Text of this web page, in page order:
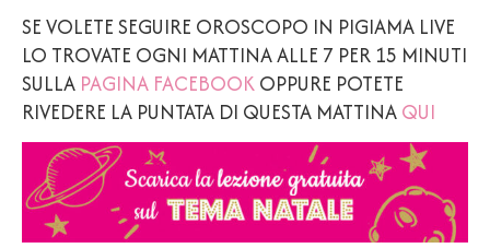
SE VOLETE SEGUIRE OROSCOPO IN PIGIAMA LIVE
LO TROVATE OGNI MATTINA ALLE 7 PER 15 MINUTI
SULLA PAGINA FACEBOOKOPPURE POTETE
RIVEDERE LA PUNTATA DI QUESTA MATTINAQUI